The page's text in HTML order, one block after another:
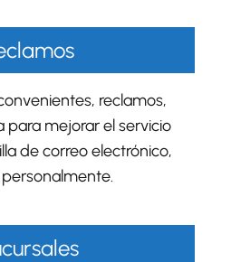
reclamos,
para mejorar el servicio
de correo electrónico,